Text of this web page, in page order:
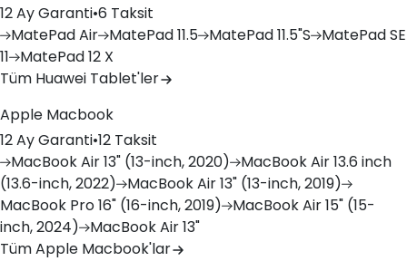
12 Ay Garanti•6 Taksit
MatePadAir MatePad11.5 MatePad11.5"S MatePadSE
11
MatePad12 X
Tüm Huawei Tablet'ler
Apple Macbook
12 Ay Garanti•12 Taksit
MacBookAir 13" (13-inch, 2020) MacBookAir 13.6 inch
(13.6-inch, 2022)
MacBookAir 13" (13-inch, 2019)
MacBook Pro 16" (16-inch, 2019) MacBookAir 15" (15-
inch, 2024)
MacBookAir 13"
Tüm Apple Macbook'lar